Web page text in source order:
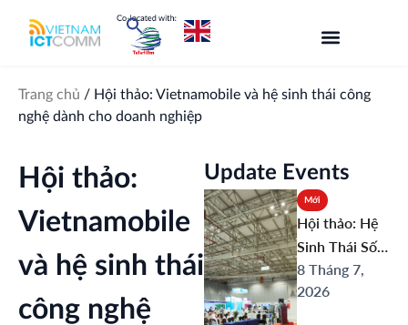
Trang chủ / Hội thảo: Vietnamobile và hệ sinh thái công
nghệ dành cho doanh nghiệp
Hội thảo:
Vietnamobile
và hệ sinh thái
công nghệ
Update Events
Mới
Hội thảo: Hệ
Sinh Thái Số
Và Ứng Dụng
AI Toàn Diện:
8 Tháng 7,
2026